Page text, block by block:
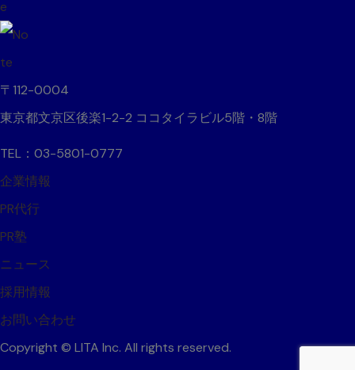
〒112-0004
東京都文京区後楽1-2-2 ココタイラビル5階・8階
TEL：03-5801-0777
企業情報
PR代行
PR塾
ニュース
採用情報
お問い合わせ
Copyright © LITA Inc. All rights reserved.